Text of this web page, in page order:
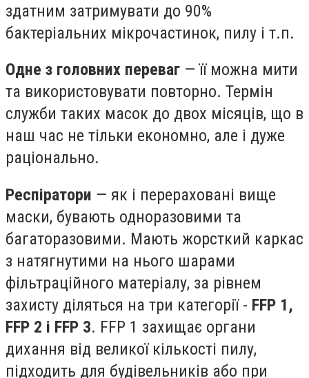
здатним затримувати до 90%
бактеріальних мікрочастинок, пилу і т.п.
Одне з головних переваг — її можна мити
та використовувати повторно. Термін
служби таких масок до двох місяців, що в
наш час не тільки економно, але і дуже
раціонально.
Респіратори — як і перераховані вище
маски, бувають одноразовими та
багаторазовими. Мають жорсткий каркас
з натягнутими на нього шарами
фільтраційного матеріалу, за рівнем
захисту діляться на три категорії - FFP 1,
FFP 2 і FFP 3. FFP 1 захищає органи
дихання від великої кількості пилу,
підходить для будівельників або при